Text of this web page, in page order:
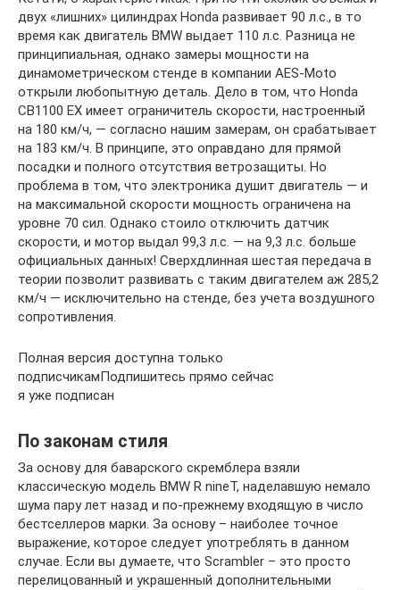
двух «лишних» цилиндрах Honda развивает 90 л.с., в то
время как двигатель BMW выдает 110 л.с. Разница не
принципиальная, однако замеры мощности на
динамометрическом стенде в компании ­AES-Moto
открыли любопытную деталь. Дело в том, что Honda
CB1100 EX имеет ограничитель скорости, настроенный
на 180 км/ч, — согласно нашим замерам, он срабатывает
на 183 км/ч. В принципе, это оправдано для прямой
посадки и полного отсутствия ветрозащиты. Но
проблема в том, что электроника душит двигатель — и
на максимальной скорости мощность ограничена на
уровне 70 сил. Однако стоило отключить датчик
скорости, и мотор выдал 99,3 л.с. — на 9,3 л.с. больше
официальных данных! Сверхдлинная шестая передача в
теории позволит развивать с таким двигателем аж 285,2
км/ч — исключительно на стенде, без учета воздушного
сопротивления.
Полная версия доступна только
подписчикамПодпишитесь прямо сейчас
я уже подписан
По законам стиля
За основу для баварского скремблера взяли
классическую модель BMW R nineT, наделавшую немало
шума пару лет назад и по-прежнему входящую в число
бестселлеров марки. За основу – наиболее точное
выражение, которое следует употреблять в данном
случае. Если вы думаете, что Scrambler – это просто
перелицованный и украшенный дополнительными